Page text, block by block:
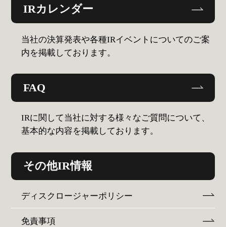
IRカレンダー
当社の決算発表や各種IRイベントについてのご案
内を掲載しております。
FAQ
IRに関して当社に対する様々なご質問について、
基本的な内容を掲載しております。
その他IR情報
ディスクロージャーポリシー
免責事項